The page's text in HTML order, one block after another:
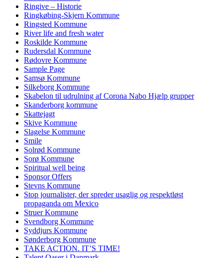
Ringive – Historie
Ringkøbing-Skjern Kommune
Ringsted Kommune
River life and fresh water
Roskilde Kommune
Rudersdal Kommune
Rødovre Kommune
Sample Page
Samsø Kommune
Silkeborg Kommune
Skabelon til udrulning af Corona Nabo Hjælp grupper
Skanderborg kommune
Skattejagt
Skive Kommune
Slagelse Kommune
Smile
Solrød Kommune
Sorø Kommune
Spiritual well being
Sponsor Offers
Stevns Kommune
Stop journalister, der spreder usaglig og respektløst
propaganda om Mexico
Struer Kommune
Svendborg Kommune
Syddjurs Kommune
Sønderborg Kommune
TAKE ACTION. IT’S TIME!